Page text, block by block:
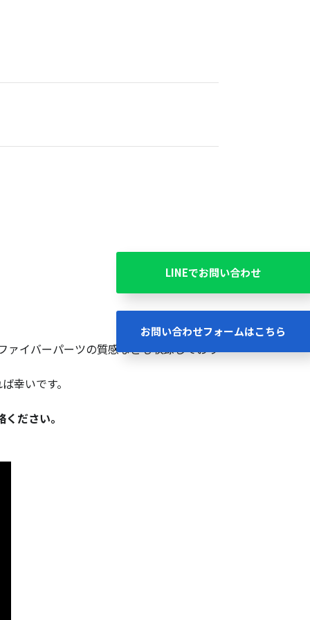
LINEでお問い合わせ
お問い合わせフォームはこちら
ァイバーパーツの質感なども収録しており
幸いです。
ださい。